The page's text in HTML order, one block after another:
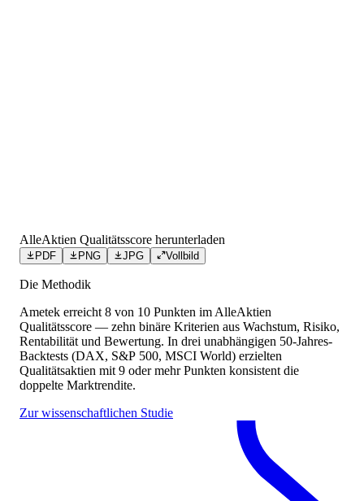
AlleAktien Qualitätsscore herunterladen
PDF PNG JPG Vollbild
Die Methodik
Ametek erreicht 8 von 10 Punkten im AlleAktien
Qualitätsscore — zehn binäre Kriterien aus Wachstum, Risiko,
Rentabilität und Bewertung. In drei unabhängigen 50-Jahres-
Backtests (DAX, S&P 500, MSCI World) erzielten
Qualitätsaktien mit 9 oder mehr Punkten konsistent die
doppelte Marktrendite.
Zur wissenschaftlichen Studie